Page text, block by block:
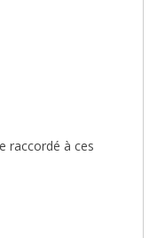
raccordé à ces